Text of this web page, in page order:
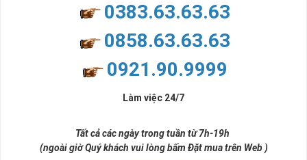
0383.63.63.63
0858.63.63.63
0921.90.9999
Làm việc 24/7
Tất cả các ngày trong tuần từ 7h-19h
(ngoài giờ Quý khách vui lòng bấm Đặt mua trên Web )